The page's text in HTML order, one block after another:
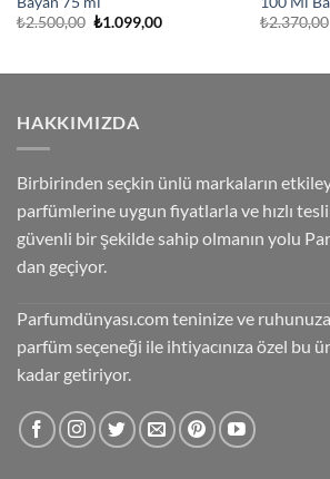
₺2.500,00 Orijinal
₺1.099,00Şu
₺2.370,00
HAKKIMIZDA
Birbirinden seçkin ünlü markaların
parfümlerine uygun fiyatlarla ve hızlı
güvenli bir şekilde sahip olmanın yolu
dan geçiyor.
Parfumdünyası.com teninize ve
parfüm seçeneği ile ihtiyacınıza özel bu
kadar getiriyor.